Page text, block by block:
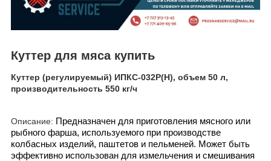
Куттер для мяса купить
Куттер (регулируемый) ИПКС-032Р(Н), объем 50 л,
производительность 550 кг/ч
Описание: Предназначен для приготовления мясного или
рыбного фарша, используемого при производстве
колбасных изделий, паштетов и пельменей. Может быть
эффективно использован для измельчения и смешивания